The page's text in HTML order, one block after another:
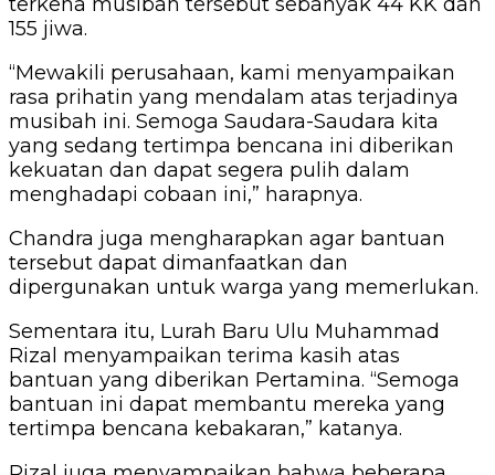
155 jiwa.
“Mewakili perusahaan, kami menyampaikan
rasa prihatin yang mendalam atas terjadinya
musibah ini. Semoga Saudara-Saudara kita
yang sedang tertimpa bencana ini diberikan
kekuatan dan dapat segera pulih dalam
menghadapi cobaan ini,” harapnya.
Chandra juga mengharapkan agar bantuan
tersebut dapat dimanfaatkan dan
dipergunakan untuk warga yang memerlukan.
Sementara itu, Lurah Baru Ulu Muhammad
Rizal menyampaikan terima kasih atas
bantuan yang diberikan Pertamina. “Semoga
bantuan ini dapat membantu mereka yang
tertimpa bencana kebakaran,” katanya.